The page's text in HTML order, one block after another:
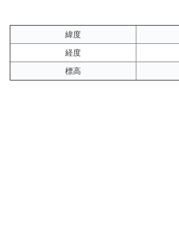
緯度
経度
標高